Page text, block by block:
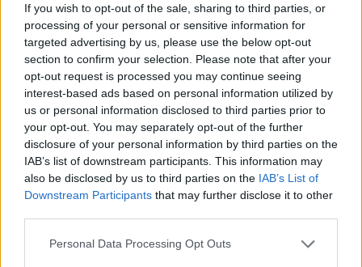
If you wish to opt-out of the sale, sharing to third parties, or
processing of your personal or sensitive information for
targeted advertising by us, please use the below opt-out
section to confirm your selection. Please note that after your
opt-out request is processed you may continue seeing
interest-based ads based on personal information utilized by
us or personal information disclosed to third parties prior to
your opt-out. You may separately opt-out of the further
disclosure of your personal information by third parties on the
IAB’s list of downstream participants. This information may
also be disclosed by us to third parties on the IAB’s List of
Downstream Participants that may further disclose it to other
Personal Data Processing Opt Outs
1Lea livello 7
1 Aprile 2025- 11.313 visualizzazioni
😂😂😂